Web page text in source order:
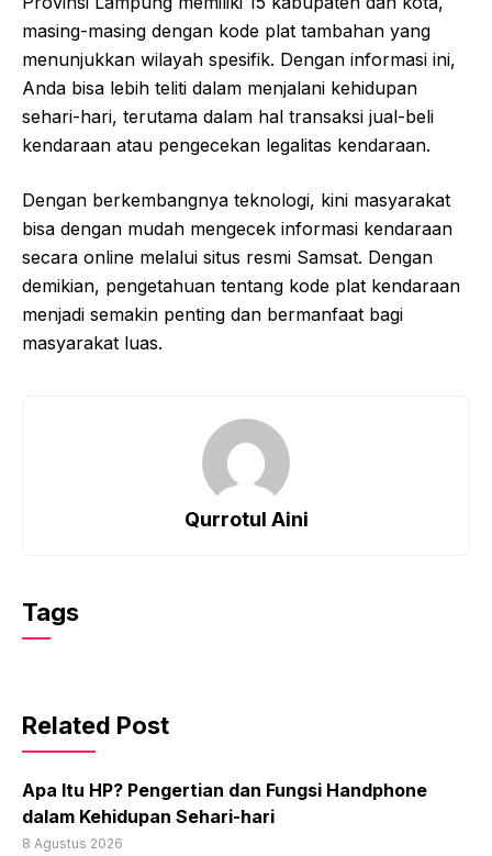
masing-masing dengan kode plat tambahan yang
menunjukkan wilayah spesifik. Dengan informasi ini,
Anda bisa lebih teliti dalam menjalani kehidupan
sehari-hari, terutama dalam hal transaksi jual-beli
kendaraan atau pengecekan legalitas kendaraan.
Dengan berkembangnya teknologi, kini masyarakat
bisa dengan mudah mengecek informasi kendaraan
secara online melalui situs resmi Samsat. Dengan
demikian, pengetahuan tentang kode plat kendaraan
menjadi semakin penting dan bermanfaat bagi
masyarakat luas.
Qurrotul Aini
Tags
Related Post
Apa Itu HP? Pengertian dan Fungsi Handphone
dalam Kehidupan Sehari-hari
8 Agustus 2026